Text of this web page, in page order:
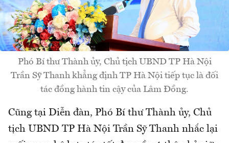
Phó Bí thư Thành ủy, Chủ tịch UBND TP Hà Nội
Trần Sỹ Thanh khẳng định TP Hà Nội tiếp tục là đối
tác đồng hành tin cậy của Lâm Đồng.
Cũng tại Diễn đàn, Phó Bí thư Thành ủy, Chủ
tịch UBND TP Hà Nội Trần Sỹ Thanh nhắc lại